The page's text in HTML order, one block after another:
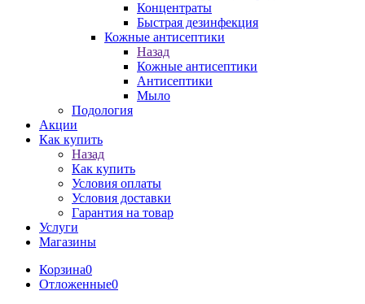
Концентраты
Быстрая дезинфекция
Кожные антисептики
Назад
Кожные антисептики
Антисептики
Мыло
Подология
Акции
Как купить
Назад
Как купить
Условия оплаты
Условия доставки
Гарантия на товар
Услуги
Магазины
Корзина0
Отложенные0